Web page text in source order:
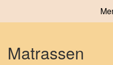
Matrassen